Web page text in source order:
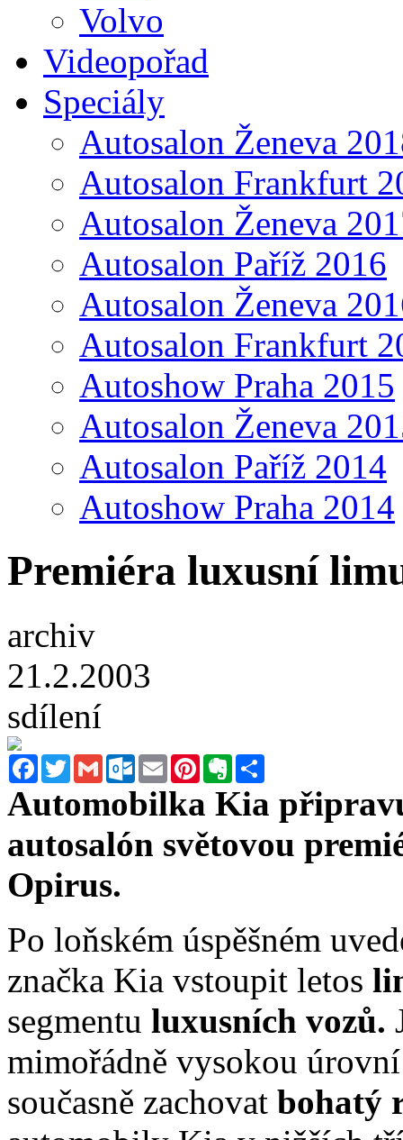
Volvo
Videopořad
Speciály
Autosalon Ženeva
Autosalon Frankfurt
Autosalon Ženeva
Autosalon Paříž 2016
Autosalon Ženeva
Autosalon Frankfurt
Autoshow Praha 2015
Autosalon Ženeva
Autosalon Paříž 2014
Autoshow Praha 2014
Premiéra luxusní
archiv
21.2.2003
sdílení
FacebookTwitterGmail Outlook.com
Email PinterestEvernote
Automobilka Kia
autosalón světovou
Opirus.
Po loňském úspěšném
značka Kia vstoupit letos
segmentu luxusních vozů.
mimořádně vysokou
současně zachovat bohatý